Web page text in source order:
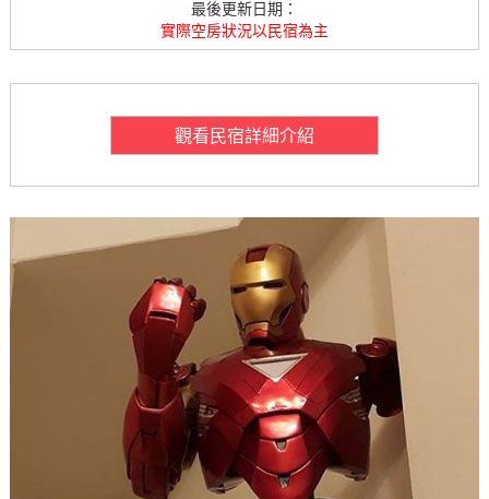
最後更新日期：
實際空房狀況以民宿為主
觀看民宿詳細介紹